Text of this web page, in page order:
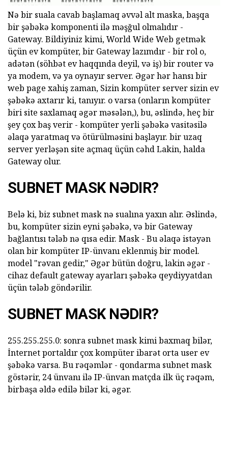
Nə bir suala cavab başlamaq əvvəl alt maska, başqa
bir şəbəkə komponenti ilə məşğul olmalıdır -
Gateway. Bildiyiniz kimi, World Wide Web getmək
üçün ev kompüter, bir Gateway lazımdır - bir rol o,
adətən (söhbət ev haqqında deyil, və iş) bir router və
ya modem, və ya oynayır server. Əgər hər hansı bir
web page xahiş zaman, Sizin kompüter server sizin ev
şəbəkə axtarır ki, tanıyır. o varsa (onların kompüter
biri site saxlamaq əgər məsələn,), bu, əslində, heç bir
şey çox baş verir - kompüter yerli şəbəkə vasitəsilə
əlaqə yaratmaq və ötürülməsini başlayır. bir uzaq
server yerləşən site açmaq üçün cəhd Lakin, halda
Gateway olur.
SUBNET MASK NƏDIR?
Belə ki, biz subnet mask nə sualına yaxın alır. Əslində,
bu, kompüter sizin eyni şəbəkə, və bir Gateway
bağlantısı tələb nə qısa edir. Mask - Bu əlaqə istəyən
olan bir kompüter IP-ünvanı eklenmiş bir model.
model "rəvan gedir," Əgər bütün doğru, lakin əgər -
cihaz default gateway ayarları şəbəkə qeydiyyatdan
üçün tələb göndərilir.
SUBNET MASK NƏDIR?
255.255.255.0: sonra subnet mask kimi baxmaq bilər,
İnternet portaldır çox kompüter ibarət orta user ev
şəbəkə varsa. Bu rəqəmlər - qondarma subnet mask
göstərir, 24 ünvanı ilə IP-ünvan matçda ilk üç rəqəm,
birbaşa əldə edilə bilər ki, əgər.